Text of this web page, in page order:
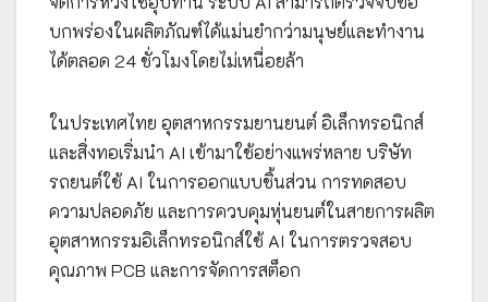
บกพร่องในผลิตภัณฑ์ได้แม่นยำกว่ามนุษย์และทำงาน
ได้ตลอด 24 ชั่วโมงโดยไม่เหนื่อยล้า
ในประเทศไทย อุตสาหกรรมยานยนต์ อิเล็กทรอนิกส์
และสิ่งทอเริ่มนำ AI เข้ามาใช้อย่างแพร่หลาย บริษัท
รถยนต์ใช้ AI ในการออกแบบชิ้นส่วน การทดสอบ
ความปลอดภัย และการควบคุมหุ่นยนต์ในสายการผลิต
อุตสาหกรรมอิเล็กทรอนิกส์ใช้ AI ในการตรวจสอบ
คุณภาพ PCB และการจัดการสต็อก